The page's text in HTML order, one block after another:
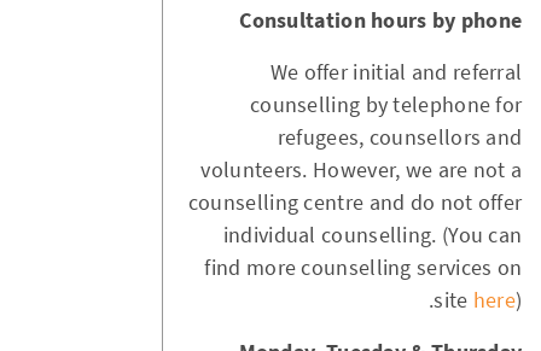
Consultation hours by phone
We offer initial and referral
counselling by telephone for
refugees, counsellors and
volunteers. However, we are not a
counselling centre and do not offer
individual counselling. (You can
find more counselling services on
site here).